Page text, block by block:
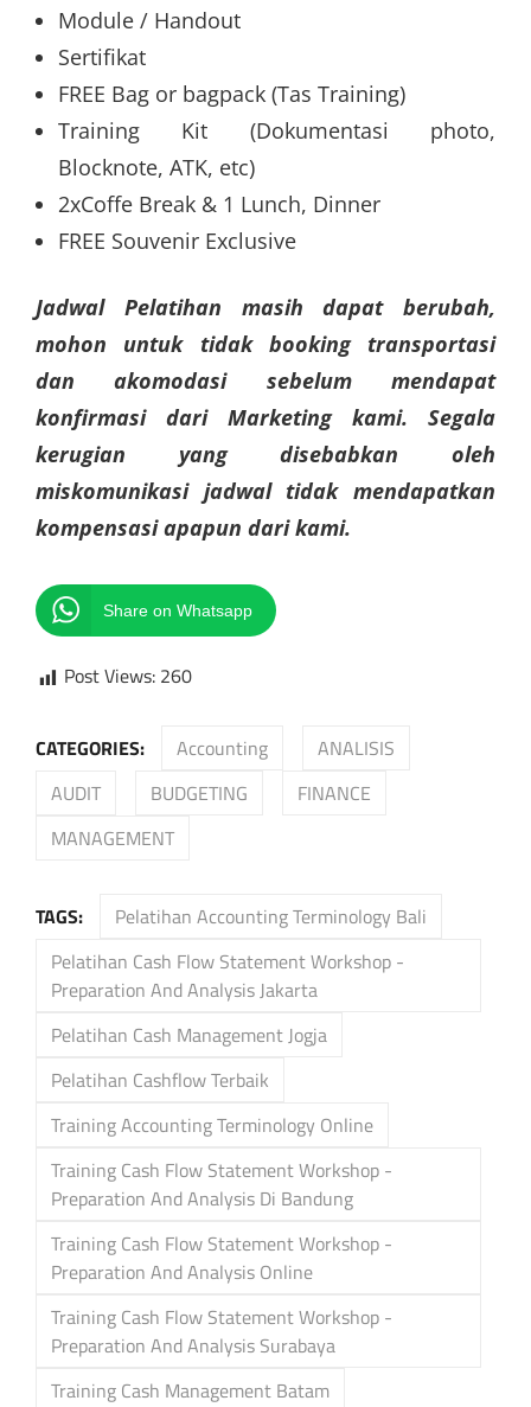
Module / Handout
Sertifikat
FREE Bag or bagpack (Tas Training)
Training Kit (Dokumentasi photo,
Blocknote, ATK, etc)
2xCoffe Break & 1 Lunch, Dinner
FREE Souvenir Exclusive
Jadwal Pelatihan masih dapat berubah,
mohon untuk tidak booking transportasi
dan akomodasi sebelum mendapat
konfirmasi dari Marketing kami. Segala
kerugian yang disebabkan oleh
miskomunikasi jadwal tidak mendapatkan
kompensasi apapun dari kami.
Share on Whatsapp
Post Views: 260
CATEGORIES: Accounting
ANALISIS
AUDIT
BUDGETING
FINANCE
MANAGEMENT
TAGS:
Pelatihan Accounting Terminology Bali
Pelatihan Cash Flow Statement Workshop -
Preparation And Analysis Jakarta
Pelatihan Cash Management Jogja
Pelatihan Cashflow Terbaik
Training Accounting Terminology Online
Training Cash Flow Statement Workshop -
Preparation And Analysis Di Bandung
Training Cash Flow Statement Workshop -
Preparation And Analysis Online
Training Cash Flow Statement Workshop -
Preparation And Analysis Surabaya
Training Cash Management Batam